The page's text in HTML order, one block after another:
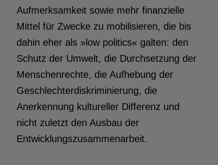
Aufmerksamkeit sowie mehr finanzielle
Mittel für Zwecke zu mobilisieren, die bis
dahin eher als »low politics« galten: den
Schutz der Umwelt, die Durchsetzung der
Menschenrechte, die Aufhebung der
Geschlechterdiskriminierung, die
Anerkennung kultureller Differenz und
nicht zuletzt den Ausbau der
Entwicklungszusammenarbeit.